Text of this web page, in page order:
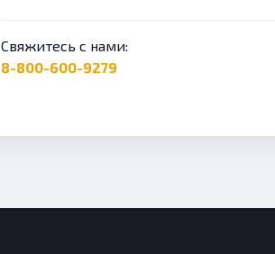
Свяжитесь с нами:
8-800-600-9279